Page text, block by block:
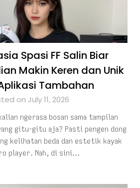
Spasi FF Salin Biar
Makin Keren dan Unik
Tambahan
on July 11, 2026
ngerasa bosan sama tampilan
gitu-gitu aja? Pasti pengen dong
kelihatan beda dan estetik kayak
player. Nah, di sini…